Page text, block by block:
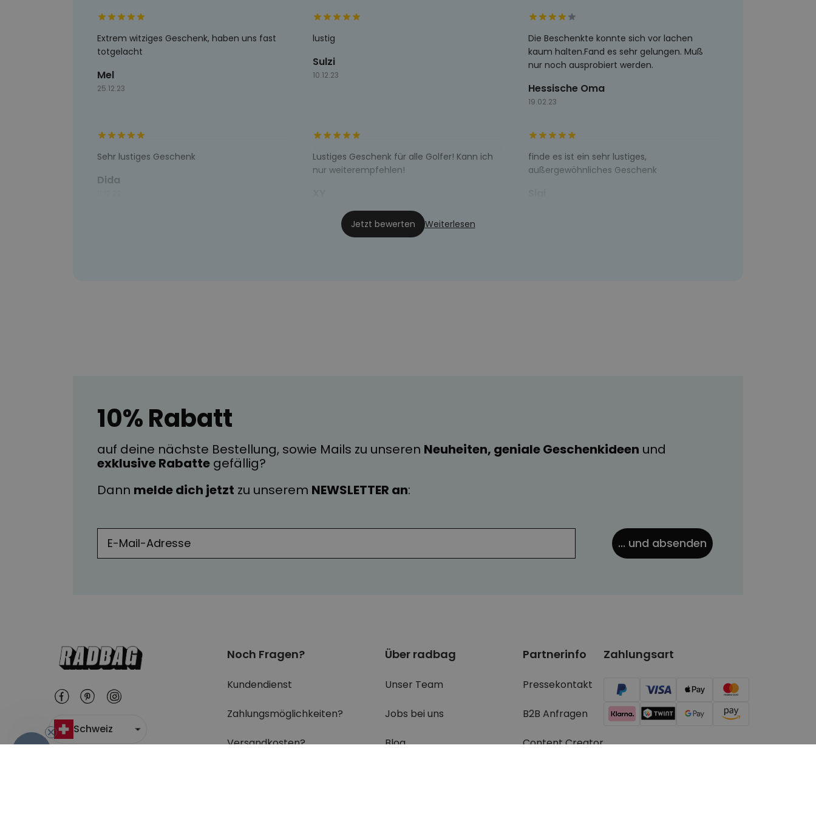
Extrem witziges Geschenk, haben uns fast
totgelacht
Mel
25.12.23
lustig
Sulzi
10.12.23
Die Beschenkte konnte sich vor lachen
kaum halten.Fand es sehr gelungen. Muß
nur noch ausprobiert werden.
Hessische Oma
19.02.23
Sehr lustiges Geschenk
Dida
Lustiges Geschenk für alle Golfer! Kann ich
nur weiterempfehlen!
finde es ist ein sehr lustiges,
außergewöhnliches Geschenk
Jetzt bewerten Weiterlesen
10% Rabatt
auf deine nächste Bestellung, sowie Mails zu unseren Neuheiten, geniale Geschenkideen und
exklusive Rabatte gefällig?
Dann melde dich jetzt zu unserem NEWSLETTER an:
... und absenden
Schweiz
Noch Fragen?
Kundendienst
Zahlungsmöglichkeiten?
Versandkosten?
Über radbag
Unser Team
Jobs bei uns
Blog
Partnerinfo
Pressekontakt
B2B Anfragen
Content Creator
Zahlungsart